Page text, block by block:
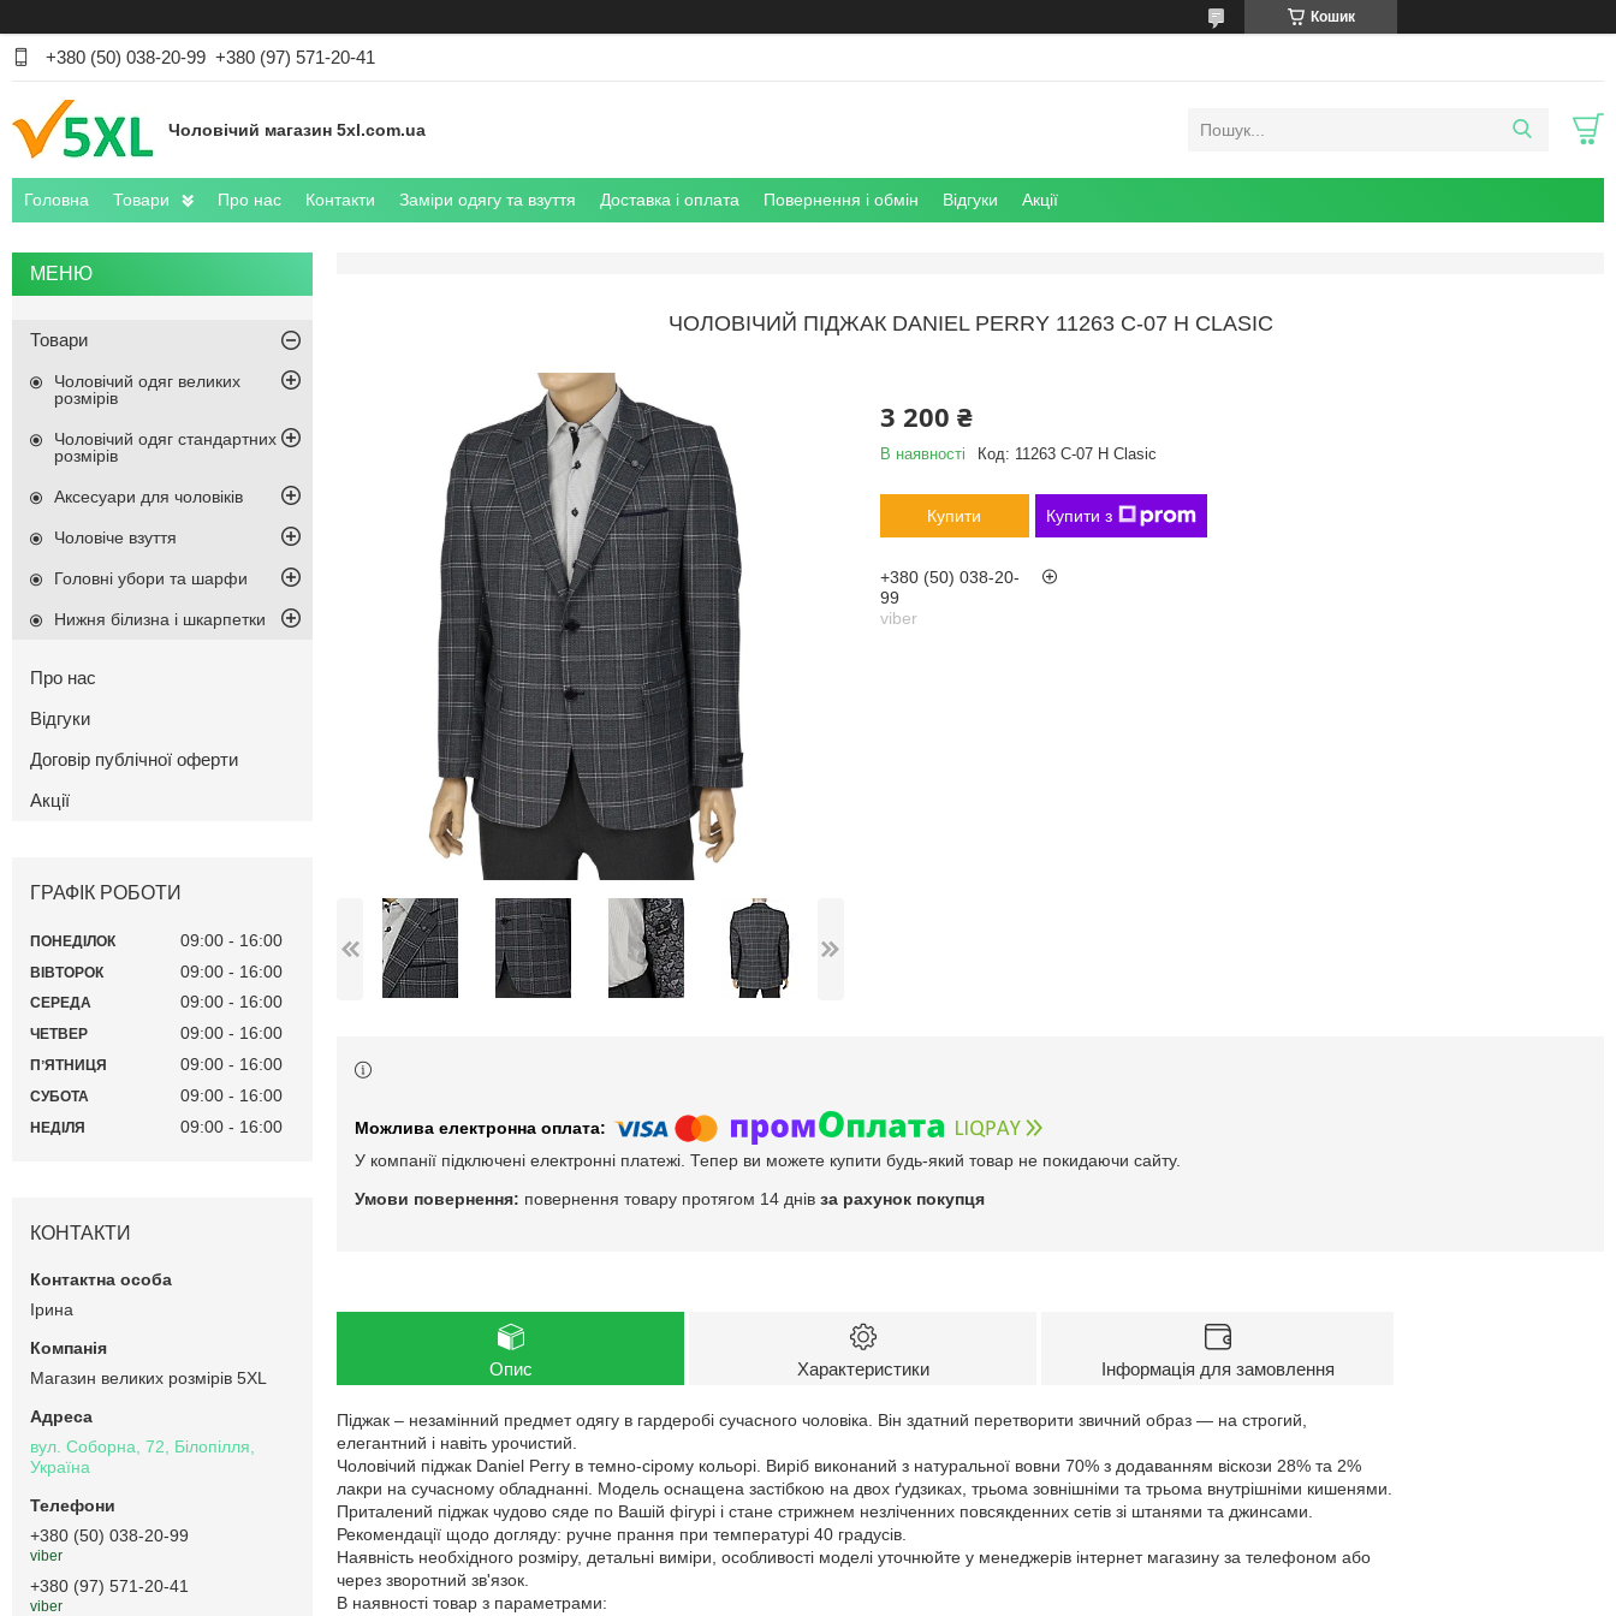
Кошик
+380 (50) 038-20-99 +380 (97) 571-20-41
Чоловічий магазин 5xl.com.ua
Головна Товари Про нас Контакти Заміри одягу та взуття Доставка і оплата Повернення і обмін Відгуки Акції
ЧОЛОВІЧИЙ ПІДЖАК DANIEL PERRY 11263 C-07 H CLASIC
3 200 ₴
В наявності Код: 11263 C-07 H Clasic
Купити Купити з
+380 (50) 038-20-
99
viber
У компанії підключені електронні платежі. Тепер ви можете купити будь-який товар не покидаючи сайту.
повернення товару протягом 14 днів за рахунок покупця
Опис Характеристики Інформація для замовлення
Піджак – незамінний предмет одягу в гардеробі сучасного чоловіка. Він здатний перетворити звичний образ — на строгий,
елегантний і навіть урочистий.
Чоловічий піджак Daniel Perry в темно-сірому кольорі. Виріб виконаний з натуральної вовни 70% з додаванням віскози 28% та 2%
лакри на сучасному обладнанні. Модель оснащена застібкою на двох ґудзиках, трьома зовнішніми та трьома внутрішніми кишенями.
Приталений піджак чудово сяде по Вашій фігурі і стане стрижнем незліченних повсякденних сетів зі штанями та джинсами.
Рекомендації щодо догляду: ручне прання при температурі 40 градусів.
Наявність необхідного розміру, детальні виміри, особливості моделі уточнюйте у менеджерів інтернет магазину за телефоном або
через зворотний зв'язок.
В наявності товар з параметрами:
Товари
Чоловічий одяг великих
розмірів
Чоловічий одяг стандартних
розмірів
Аксесуари для чоловіків
Чоловіче взуття
Головні убори та шарфи
Нижня білизна і шкарпетки
Про нас
Відгуки
Договір публічної оферти
Акції
ГРАФІК РОБОТИ
ПОНЕДІЛОК 09:00 16:00
ВІВТОРОК 09:00 16:00
СЕРЕДА 09:00 16:00
ЧЕТВЕР 09:00 16:00
ПʼЯТНИЦЯ 09:00 16:00
СУБОТА 09:00 16:00
НЕДІЛЯ 09:00 16:00
КОНТАКТИ
Ірина
Магазин великих розмірів 5XL
вул. Соборна, 72, Білопілля,
Україна
+380 (50) 038-20-99
viber
+380 (97) 571-20-41
viber